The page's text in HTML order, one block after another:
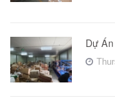
Dự